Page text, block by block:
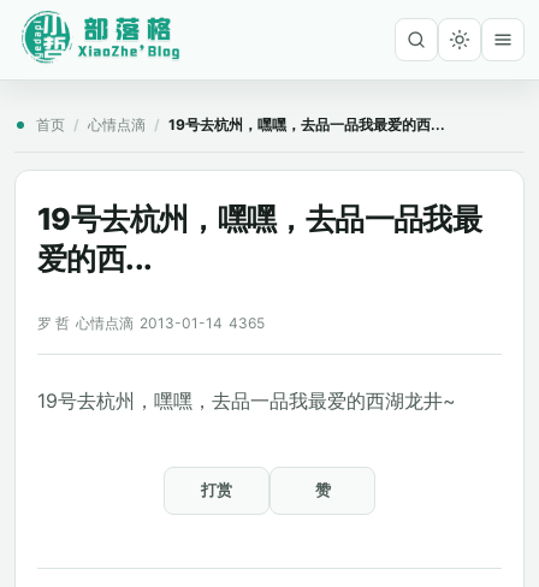
首页 / 心情点滴 / 19号去杭州，嘿嘿，去品一品我最爱的西...
19号去杭州，嘿嘿，去品一品我最
爱的西...
罗 哲 心情点滴 2013-01-14 4365
19号去杭州，嘿嘿，去品一品我最爱的西湖龙井~
打赏 赞